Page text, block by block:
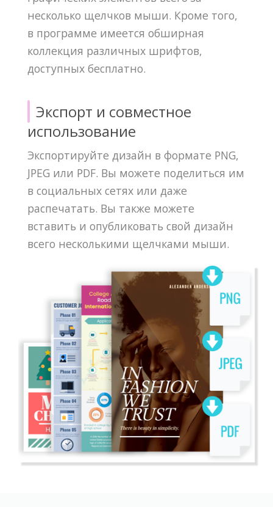
несколько щелчков мыши. Кроме того,
в программе имеется обширная
коллекция различных шрифтов,
доступных бесплатно.
Экспорт и совместное
использование
Экспортируйте дизайн в формате PNG,
JPEG или PDF. Вы можете поделиться им
в социальных сетях или даже
распечатать. Вы также можете
вставить и опубликовать свой дизайн
всего несколькими щелчками мыши.